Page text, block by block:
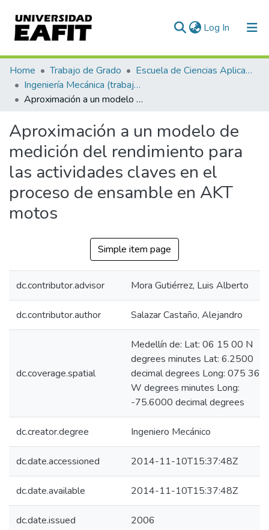
Log In (current)
Communities & Collections
All of DSpace
Home Trabajo de Grado
Escuela de Ciencias Aplicadas e Ingeniería
Ingeniería Mecánica (trabajo de grado)
Aproximación a un modelo de medición del rendimiento para las actividades claves en el proceso de ensamble en AKT motos
Aproximación a un modelo de
medición del rendimiento para
las actividades claves en el
proceso de ensamble en AKT
motos
Simple item page
dc.contributor.advisor Mora Gutiérrez, Luis Alberto
dc.contributor.author Salazar Castaño, Alejandro
dc.coverage.spatial
Medellín de: Lat: 06 15 00 N
degrees minutes Lat: 6.2500
decimal degrees Long: 075 36
W degrees minutes Long:
-75.6000 decimal degrees
dc.creator.degree Ingeniero Mecánico
dc.date.accessioned 2014-11-10T15:37:48Z
dc.date.available 2014-11-10T15:37:48Z
dc.date.issued 2006